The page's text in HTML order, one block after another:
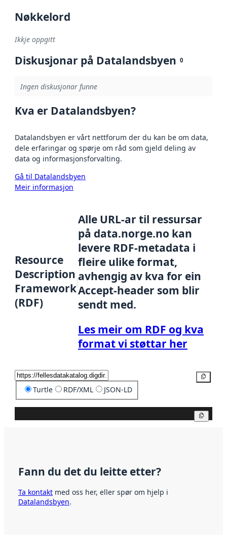
Nøkkelord
Ikkje oppgitt
Diskusjonar på Datalandsbyen 0
Ingen diskusjonar funne
Kva er Datalandsbyen?
Datalandsbyen er vårt nettforum der du kan be om data,
dele erfaringar og spørje om råd som gjeld deling av
data og informasjonsforvalting.
Gå til Datalandsbyen
Meir informasjon
Resource
Description
Framework
(RDF)
Alle URL-ar til ressursar
på data.norge.no kan
levere RDF-metadata i
fleire ulike format,
avhengig av kva for ein
Accept-header som blir
sendt med.
Les meir om RDF og kva
format vi støttar her
Turtle RDF/XML JSON-LD
Fann du det du leitte etter?
Ta kontakt med oss her, eller spør om hjelp i
Datalandsbyen.